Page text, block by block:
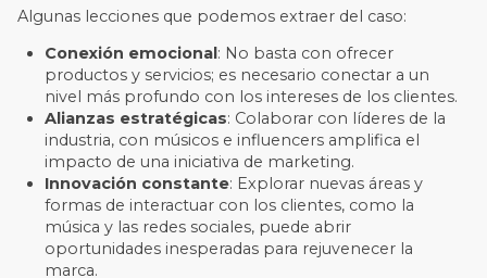
Algunas lecciones que podemos extraer del caso:
Conexión emocional: No basta con ofrecer
productos y servicios; es necesario conectar a un
nivel más profundo con los intereses de los clientes.
Alianzas estratégicas: Colaborar con líderes de la
industria, con músicos e influencers amplifica el
impacto de una iniciativa de marketing.
Innovación constante: Explorar nuevas áreas y
formas de interactuar con los clientes, como la
música y las redes sociales, puede abrir
oportunidades inesperadas para rejuvenecer la
marca.